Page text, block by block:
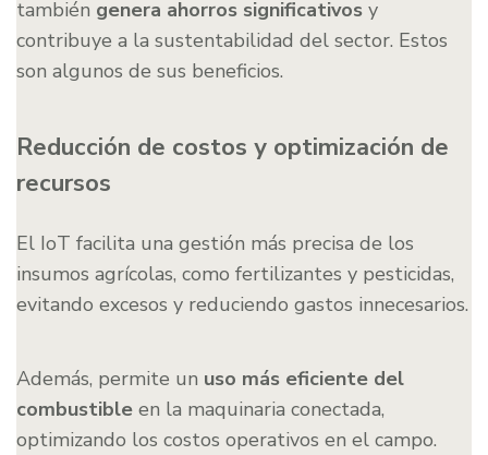
también genera ahorros significativos y
contribuye a la sustentabilidad del sector. Estos
son algunos de sus beneficios.
Reducción de costos y optimización de
recursos
El IoT facilita una gestión más precisa de los
insumos agrícolas, como fertilizantes y pesticidas,
evitando excesos y reduciendo gastos innecesarios.
Además, permite un uso más eficiente del
combustible en la maquinaria conectada,
optimizando los costos operativos en el campo.